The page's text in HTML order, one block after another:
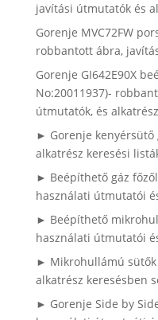
javítási útmutatók és
Gorenje MVC72FW
robbantott ábra,
Gorenje GI642E90X
No:20011937)-
útmutatók, és
► Gorenje
alkatrész keresési
► Beépíthető gáz
használati útmutatói
► Beépíthető
használati útmutatói
► Mikrohullámú sütők
alkatrész keresésben
► Gorenje Side by